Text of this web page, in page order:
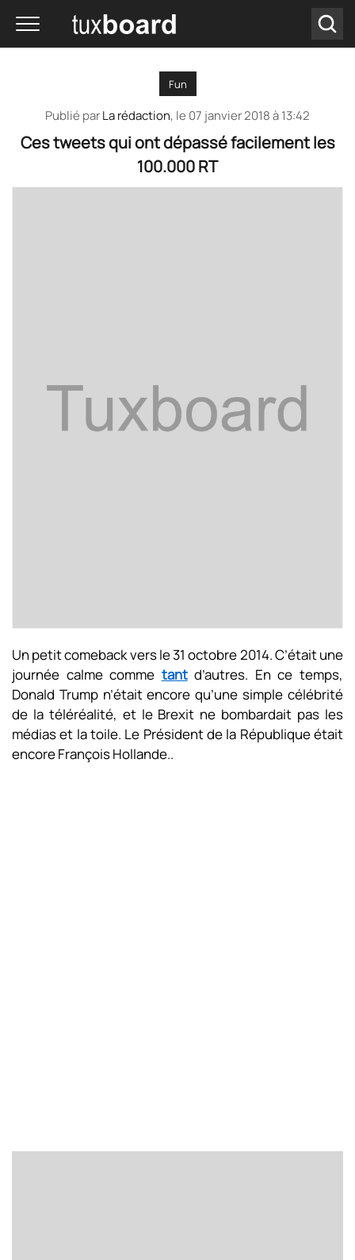
Fun
Publié parLa rédaction, le 07 janvier 2018 à 13:42
Ces tweets qui ont dépassé facilement les
100.000 RT
Un petit comeback vers le 31 octobre 2014. C’était une
journée calme comme tantd’autres. En ce temps,
Donald Trump n’était encore qu’une simple célébrité
de la téléréalité, et le Brexit ne bombardait pas les
médias et la toile. Le Président de la République était
encore François Hollande..